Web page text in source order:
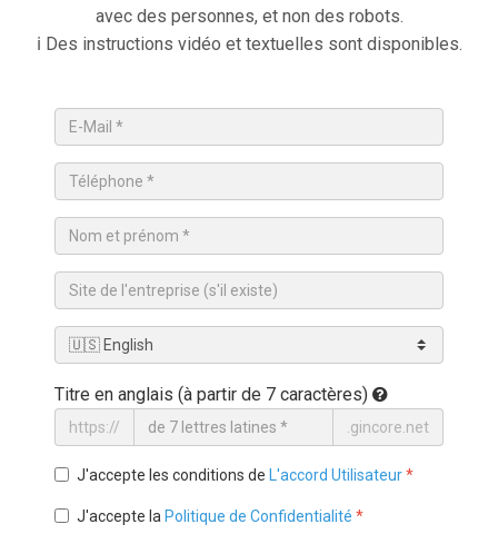
avec des personnes, et non des robots.
ℹ️ Des instructions vidéo et textuelles sont disponibles.
Titre en anglais (à partir de 7 caractères)
https:// .gincore.net
J'accepte les conditions de L'accord Utilisateur*
J'accepte la Politique de Confidentialité *